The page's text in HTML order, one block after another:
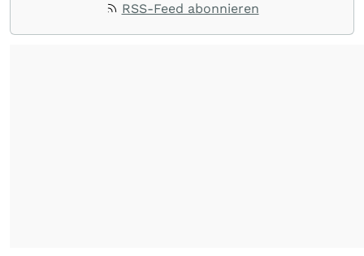
RSS-Feed abonnieren